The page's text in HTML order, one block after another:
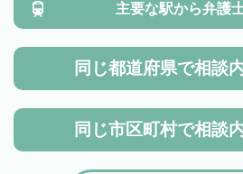
主要な駅から弁護
同じ都道府県で相談
同じ市区町村で相談